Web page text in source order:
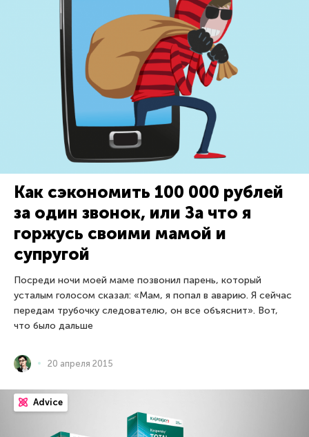
Как сэкономить 100 000 рублей
за один звонок, или За что я
горжусь своими мамой и
супругой
Посреди ночи моей маме позвонил парень, который
усталым голосом сказал: «Мам, я попал в аварию. Я сейчас
передам трубочку следователю, он все объяснит». Вот,
что было дальше
20 апреля 2015
Advice